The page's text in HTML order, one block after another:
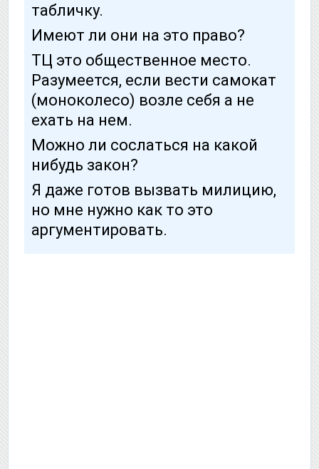
табличку.
Имеют ли они на это право?
ТЦ это общественное место.
Разумеется, если вести самокат
(моноколесо) возле себя а не
ехать на нем.
Можно ли сослаться на какой
нибудь закон?
Я даже готов вызвать милицию,
но мне нужно как то это
аргументировать.